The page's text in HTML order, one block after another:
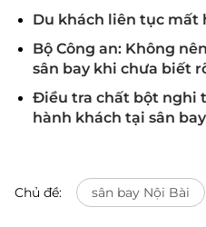
Du khách liên tục mất
Bộ Công an: Không
sân bay khi chưa biết
Điều tra chất bột nghi
hành khách tại sân
Chủ đề: sân bay Nội Bài